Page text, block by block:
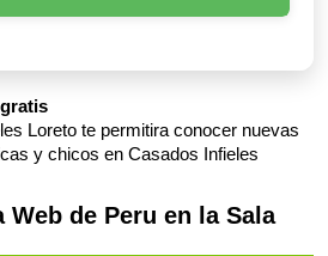
Loreto te permitira conocer nuevas
y chicos en Casados Infieles
Web de Peru en la Sala